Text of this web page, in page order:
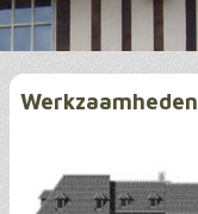
Werkzaamheden